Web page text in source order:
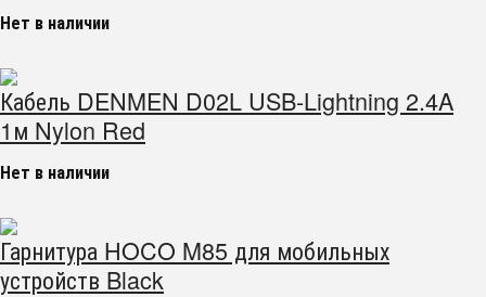
Нет в наличии
Кабель DENMEN D02L USB-Lightning 2.4A
1м Nylon Red
Нет в наличии
Гарнитура HOCO M85 для мобильных
устройств Black